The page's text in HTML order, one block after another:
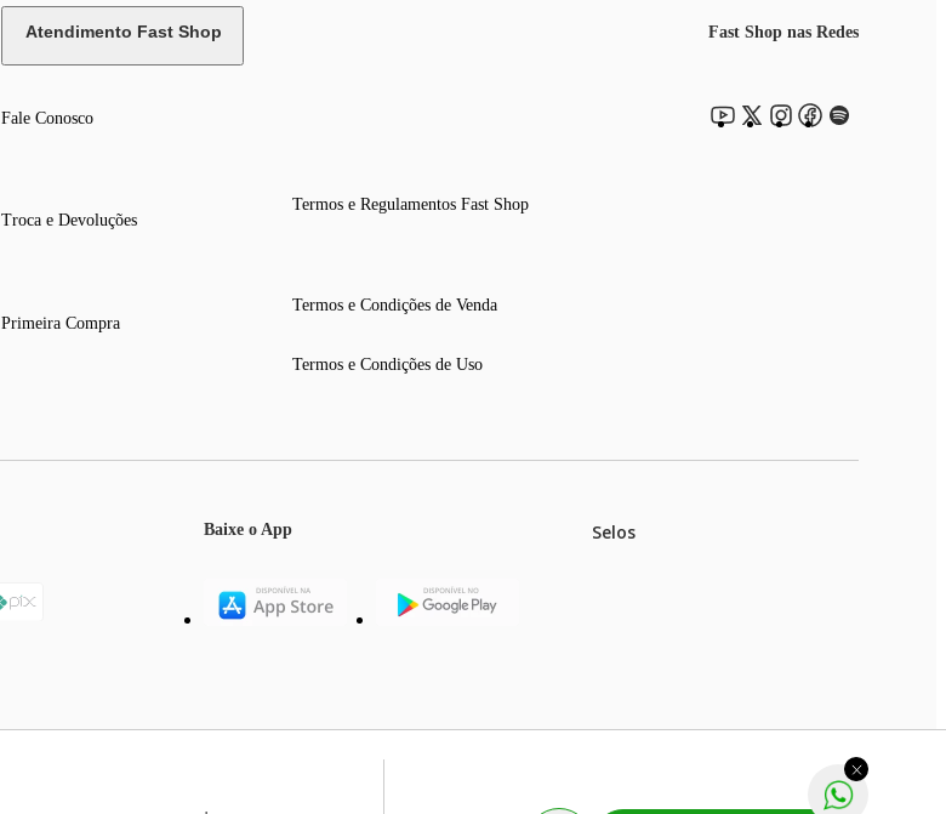
Atendimento Fast Shop
Fale Conosco
Troca e Devoluções
Primeira Compra
Termos e Regulamentos Fast Shop
Termos e Condições de Venda
Termos e Condições de Uso
Fast Shop nas Redes
Baixe o App Selos